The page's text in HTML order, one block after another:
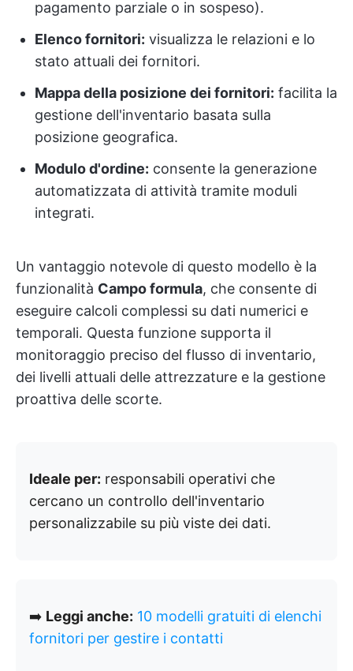
pagamento parziale o in sospeso).
Elenco fornitori: visualizza le relazioni e lo
stato attuali dei fornitori.
Mappa della posizione dei fornitori: facilita la
gestione dell'inventario basata sulla
posizione geografica.
Modulo d'ordine: consente la generazione
automatizzata di attività tramite moduli
integrati.
Un vantaggio notevole di questo modello è la
funzionalità Campo formula, che consente di
eseguire calcoli complessi su dati numerici e
temporali. Questa funzione supporta il
monitoraggio preciso del flusso di inventario,
dei livelli attuali delle attrezzature e la gestione
proattiva delle scorte.
Ideale per: responsabili operativi che
cercano un controllo dell'inventario
personalizzabile su più viste dei dati.
➡️ Leggi anche: 10 modelli gratuiti di elenchi
fornitori per gestire i contatti